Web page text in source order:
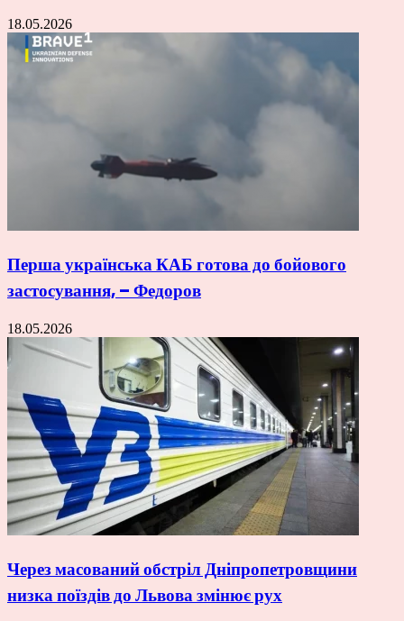
18.05.2026
Перша українська КАБ готова до бойового
застосування, – Федоров
18.05.2026
Через масований обстріл Дніпропетровщини
низка поїздів до Львова змінює рух